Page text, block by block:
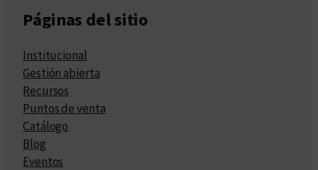
Páginas del sitio
Institucional
Gestión abierta
Recursos
Puntos de venta
Catálogo
Blog
Eventos